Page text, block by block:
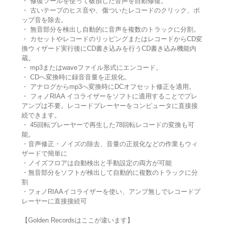
・ 古いテープのヒス音や、傷ついたレコードのクリック、ポ
ップ音を除去。
・ 無音部分を検出し自動的に音声を複数のトラックに分割。
・ カセットやレコードのリッピングまたはレコードからCD変
換ウィザード実行後にCD書き込みを行うCD書き込み機能内
蔵。
・ mp3またはwaveファイル形式にエンコード。
・ CDへ変換時に録音音量を正規化。
・ アナログからmp3へ変換時にDCオフセット修正を適用。
・ フォノRIAA イコライザーをソフトに適用することでプレ
アンプは不要。レコードプレーヤーをコンピュータに直接接
続できます。
・ 45回転プレーヤーで再生した78回転レコードの変換も可
能。
・音声修正・ノイズの除去、音量の正規化などの作業もウィ
ザードで簡単に
・ノイズフロアは自動検出と手動設定の両方が可能
・無音部分をソフトが検出して自動的に複数のトラックに分
割
・フォノRIAAイコライザーを使い、アンプ無しでレコードプ
レーヤーに直接接続可
【Golden Recordsはここが違います】